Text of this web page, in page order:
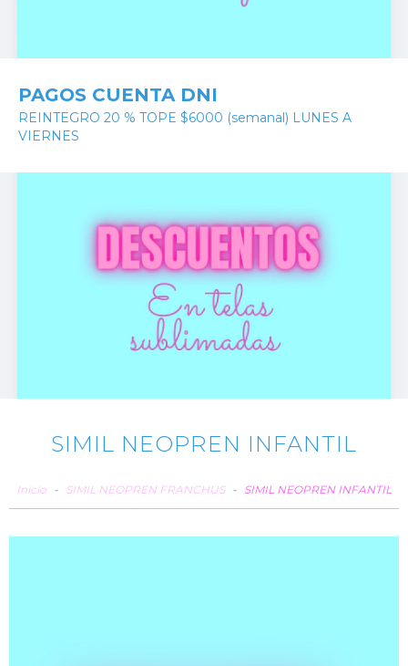
PAGOS CUENTA DNI
REINTEGRO 20 % TOPE $6000 (semanal) LUNES A
VIERNES
SIMIL NEOPREN INFANTIL
Inicio - SIMIL NEOPREN FRANCHUS - SIMIL NEOPREN INFANTIL